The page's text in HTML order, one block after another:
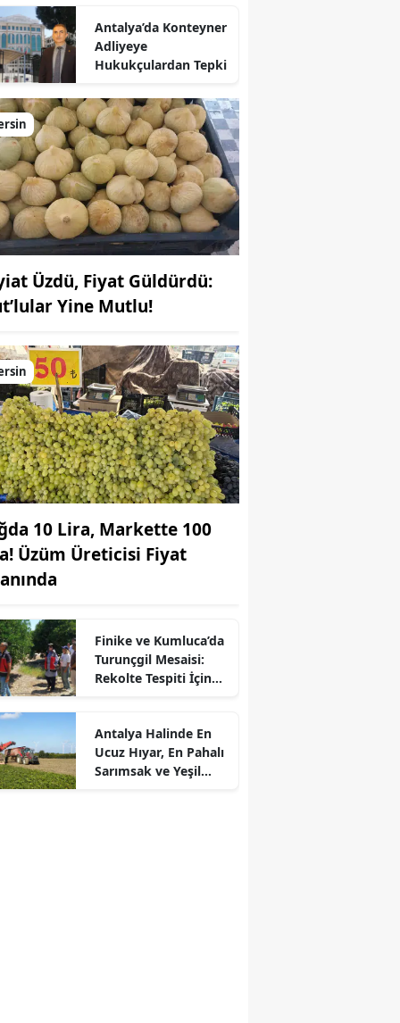
Antalya’da Konteyner
Adliyeye
Hukukçulardan Tepki
Üzdü, Fiyat Güldürdü:
Yine Mutlu!
10 Lira, Markette 100
Üzüm Üreticisi Fiyat
Finike ve Kumluca’da
Turunçgil Mesaisi:
Rekolte Tespiti İçin
Antalya Halinde En
Ucuz Hıyar, En Pahalı
Sarımsak ve Yeşil